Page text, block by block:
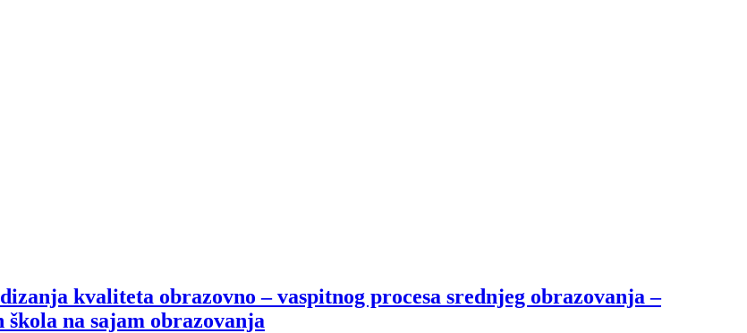
kvaliteta obrazovno – vaspitnog procesa srednjeg obrazovanja –
na sajam obrazovanja